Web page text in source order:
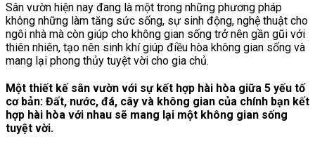
Sân vườn hiện nay đang là một trong những phương pháp
không những làm tăng sức sống, sự sinh động, nghệ thuật cho
ngôi nhà mà còn giúp cho không gian sống trở nên gần gũi với
thiên nhiên, tạo nên sinh khí giúp điều hòa không gian sống và
mang lại phong thủy tuyệt vời cho gia chủ.
Một thiết kế sân vườn với sự kết hợp hài hòa giữa 5 yếu tố
cơ bản: Đất, nước, đá, cây và không gian của chính bạn kết
hợp hài hòa với nhau sẽ mang lại một không gian sống
tuyệt vời.